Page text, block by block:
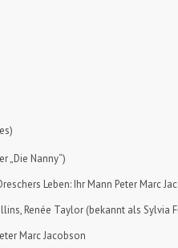
„Die Nanny“)
Leben: Ihr Mann Peter Marc
Renée Taylor (bekannt als Sylvia
Marc Jacobson